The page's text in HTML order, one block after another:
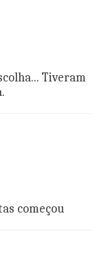
Tiveram
começou